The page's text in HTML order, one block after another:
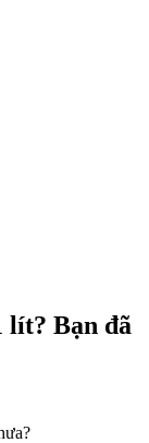
lít? Bạn đã